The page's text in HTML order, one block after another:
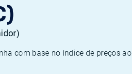
com base no índice de preços